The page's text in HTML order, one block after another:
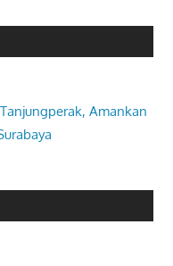
Amankan